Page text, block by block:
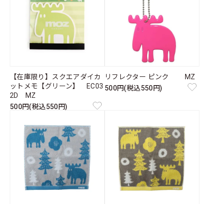
【在庫限り】スクエアダイカ
ットメモ【グリーン】 EC03
2D MZ
500円(税込550円)
リフレクター ピンク MZ
500円(税込550円)